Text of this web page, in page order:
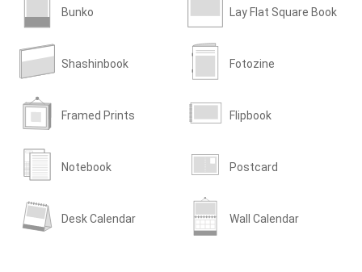
Bunko Lay Flat Square Book
Shashinbook Fotozine
Framed Prints Flipbook
Notebook Postcard
Desk Calendar Wall Calendar